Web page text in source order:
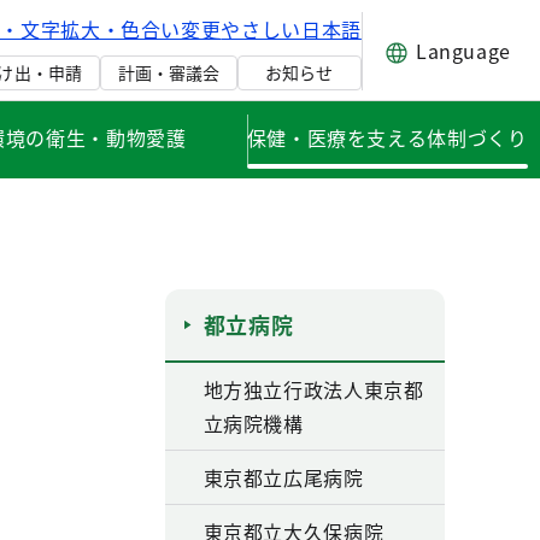
文字拡大・色合い変更やさしい日本語
出・申請 計画・審議会 お知らせ
Language
の衛生・動物愛護 保健・医療を支える体制づくり
都立病院
地方独立行政法人東京都
立病院機構
東京都立広尾病院
東京都立大久保病院